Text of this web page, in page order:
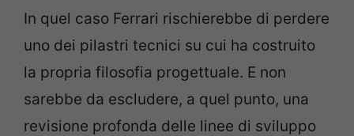
In quel caso Ferrari rischierebbe di perdere
uno dei pilastri tecnici su cui ha costruito
la propria filosofia progettuale. E non
sarebbe da escludere, a quel punto, una
revisione profonda delle linee di sviluppo